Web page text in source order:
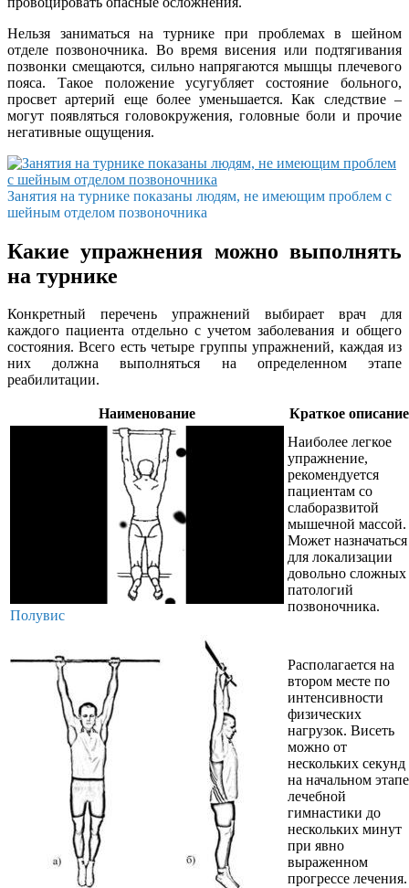
Нельзя заниматься на турнике при проблемах в шейном
отделе позвоночника. Во время висения или подтягивания
позвонки смещаются, сильно напрягаются мышцы плечевого
пояса. Такое положение усугубляет состояние больного,
просвет артерий еще более уменьшается. Как следствие –
могут появляться головокружения, головные боли и прочие
негативные ощущения.
Занятия на турнике показаны людям, не имеющим проблем с
шейным отделом позвоночника
Какие упражнения можно выполнять
на турнике
Конкретный перечень упражнений выбирает врач для
каждого пациента отдельно с учетом заболевания и общего
состояния. Всего есть четыре группы упражнений, каждая из
них должна выполняться на определенном этапе
реабилитации.
Наименование Краткое описание
Полувис
Наиболее легкое
упражнение,
рекомендуется
пациентам со
слаборазвитой
мышечной массой.
Может назначаться
для локализации
довольно сложных
патологий
позвоночника.
Располагается на
втором месте по
интенсивности
физических
нагрузок. Висеть
можно от
нескольких секунд
на начальном этапе
лечебной
гимнастики до
нескольких минут
при явно
выраженном
прогрессе лечения.